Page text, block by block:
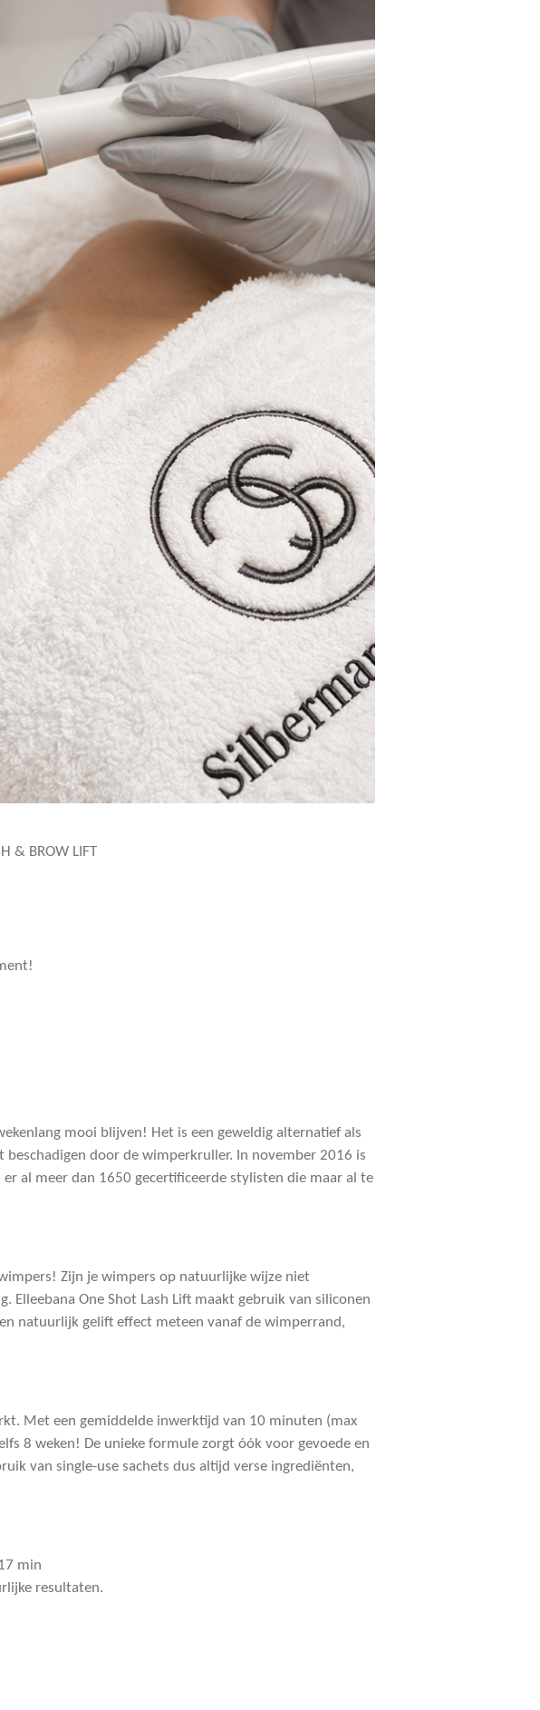
& BROW LIFT
mooi blijven! Het is een geweldig alternatief als
door de wimperkruller. In november 2016 is
al meer dan 1650 gecertificeerde stylisten die maar al te
Zijn je wimpers op natuurlijke wijze niet
Elleebana One Shot Lash Lift maakt gebruik van siliconen
natuurlijk gelift effect meteen vanaf de wimperrand,
Met een gemiddelde inwerktijd van 10 minuten (max
8 weken! De unieke formule zorgt óók voor gevoede en
van single-use sachets dus altijd verse ingrediënten,
min
resultaten.